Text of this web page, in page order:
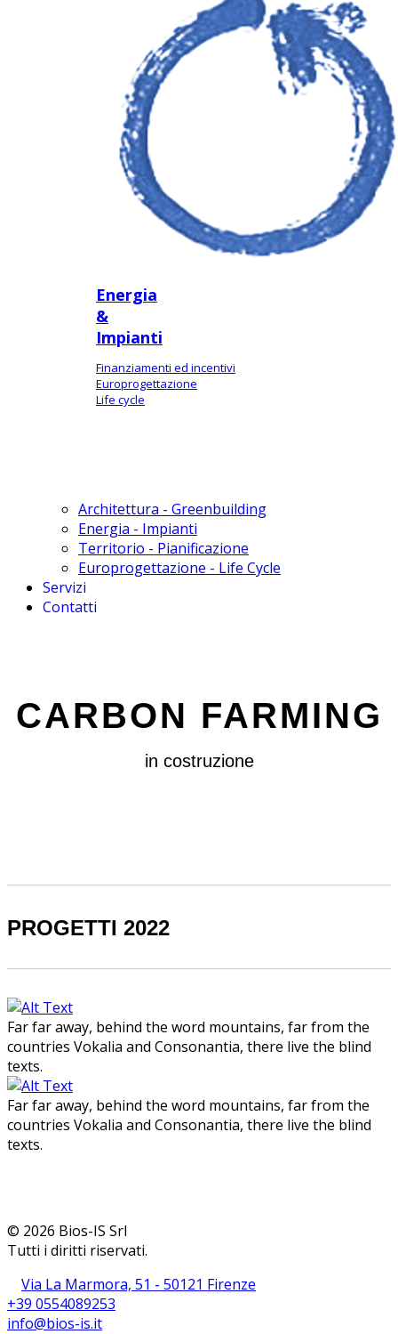
Energia
&
Impianti
Finanziamenti ed incentivi
Europrogettazione
Life cycle
Architettura - Greenbuilding
Energia - Impianti
Territorio - Pianificazione
Europrogettazione - Life Cycle
Servizi
Contatti
CARBON FARMING
in costruzione
PROGETTI 2022
Far far away, behind the word mountains, far from the
countries Vokalia and Consonantia, there live the blind
texts.
Far far away, behind the word mountains, far from the
countries Vokalia and Consonantia, there live the blind
texts.
© 2026 Bios-IS Srl
Tutti i diritti riservati.
Via La Marmora, 51 - 50121 Firenze
+39 0554089253
info@bios-is.it